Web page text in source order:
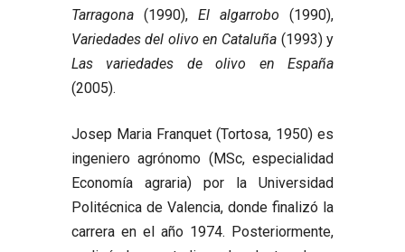
Tarragona (1990), El algarrobo (1990),
Variedades del olivo en Cataluña (1993) y
Las variedades de olivo en España
(2005).
Josep Maria Franquet (Tortosa, 1950) es
ingeniero agrónomo (MSc, especialidad
Economía agraria) por la Universidad
Politécnica de Valencia, donde finalizó la
carrera en el año 1974. Posteriormente,